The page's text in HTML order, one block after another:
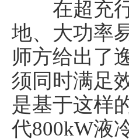
在超充行
地、大功率
师方给出了
须同时满足
是基于这样
代800kW液